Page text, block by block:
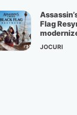
Flag
JOCURI